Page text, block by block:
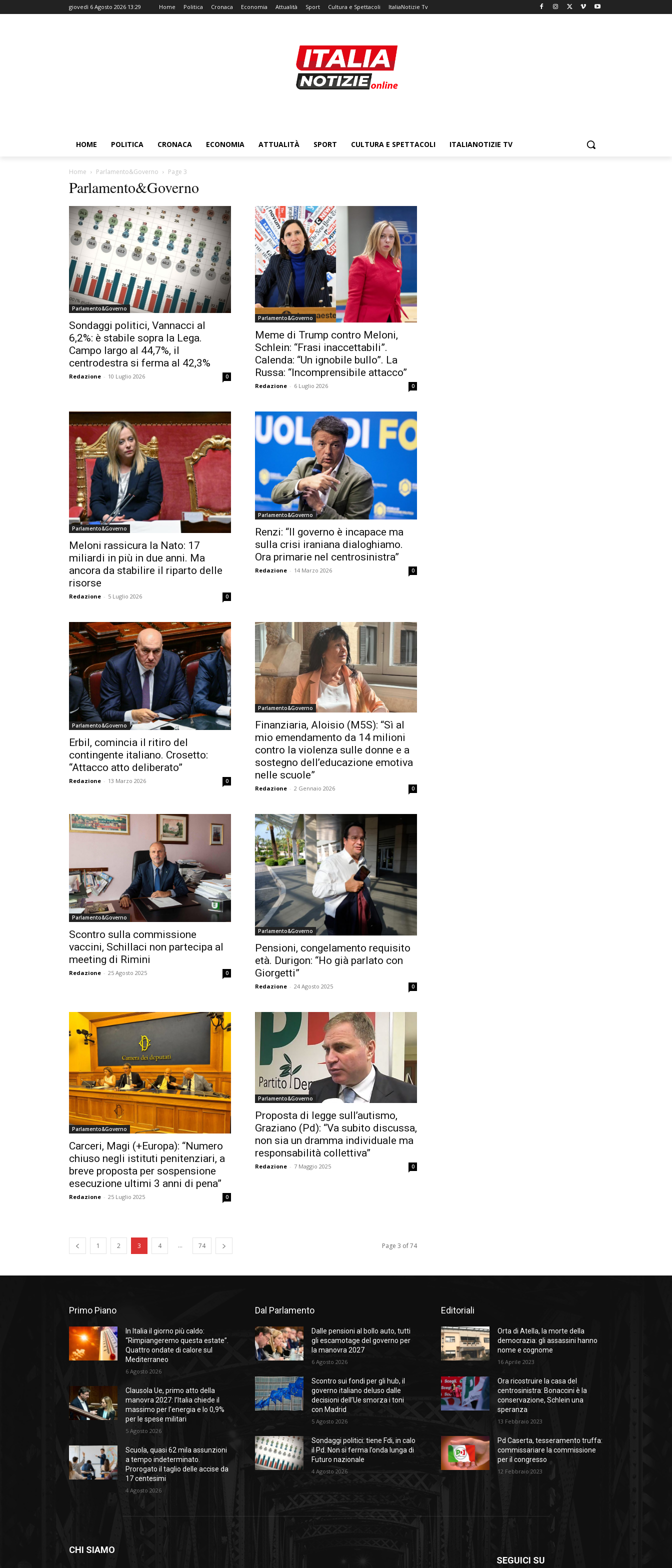
giovedì 6 Agosto 2026 13:29 Home Politica Cronaca Economia Attualità Sport Cultura e Spettacoli ItaliaNotizie Tv
HOME POLITICA CRONACA ECONOMIA ATTUALITÀ SPORT CULTURA E SPETTACOLI ITALIANOTIZIE TV
Home Parlamento&Governo Page 3
Parlamento&Governo
Parlamento&Governo
Sondaggi politici, Vannacci al
6,2%: è stabile sopra la Lega.
Campo largo al 44,7%, il
centrodestra si ferma al 42,3%
Redazione - 10 Luglio 2026 0
Parlamento&Governo
Meme di Trump contro Meloni,
Schlein: “Frasi inaccettabili”.
Calenda: “Un ignobile bullo”. La
Russa: “Incomprensibile attacco”
Redazione - 6 Luglio 2026 0
Parlamento&Governo
Meloni rassicura la Nato: 17
miliardi in più in due anni. Ma
ancora da stabilire il riparto delle
risorse
Redazione - 5 Luglio 2026 0
Parlamento&Governo
Renzi: “Il governo è incapace ma
sulla crisi iraniana dialoghiamo.
Ora primarie nel centrosinistra”
Redazione - 14 Marzo 2026 0
Parlamento&Governo
Erbil, comincia il ritiro del
contingente italiano. Crosetto:
“Attacco atto deliberato”
Redazione - 13 Marzo 2026 0
Parlamento&Governo
Finanziaria, Aloisio (M5S): “Sì al
mio emendamento da 14 milioni
contro la violenza sulle donne e a
sostegno dell’educazione emotiva
nelle scuole”
Redazione - 2 Gennaio 2026 0
Parlamento&Governo
Scontro sulla commissione
vaccini, Schillaci non partecipa al
meeting di Rimini
Redazione - 25 Agosto 2025 0
Parlamento&Governo
Pensioni, congelamento requisito
età. Durigon: “Ho già parlato con
Giorgetti”
Redazione - 24 Agosto 2025 0
Parlamento&Governo
Carceri, Magi (+Europa): “Numero
chiuso negli istituti penitenziari, a
breve proposta per sospensione
esecuzione ultimi 3 anni di pena”
Redazione - 25 Luglio 2025 0
Parlamento&Governo
Proposta di legge sull’autismo,
Graziano (Pd): “Va subito discussa,
non sia un dramma individuale ma
responsabilità collettiva”
Redazione - 7 Maggio 2025 0
1 2 3 4 ... 74 Page 3 of 74
Primo Piano
In Italia il giorno più caldo:
“Rimpiangeremo questa estate”.
Quattro ondate di calore sul
Mediterraneo
6 Agosto 2026
Clausola Ue, primo atto della
manovra 2027: l’Italia chiede il
massimo per l’energia e lo 0,9%
per le spese militari
5 Agosto 2026
Scuola, quasi 62 mila assunzioni
a tempo indeterminato.
Prorogato il taglio delle accise da
17 centesimi
4 Agosto 2026
Dal Parlamento
Dalle pensioni al bollo auto, tutti
gli escamotage del governo per
la manovra 2027
6 Agosto 2026
Scontro sui fondi per gli hub, il
governo italiano deluso dalle
decisioni dell’Ue smorza i toni
con Madrid
5 Agosto 2026
Sondaggi politici: tiene Fdi, in calo
il Pd. Non si ferma l’onda lunga di
Futuro nazionale
4 Agosto 2026
Editoriali
Orta di Atella, la morte della
democrazia: gli assassini hanno
nome e cognome
16 Aprile 2023
Ora ricostruire la casa del
centrosinistra: Bonaccini è la
conservazione, Schlein una
speranza
13 Febbraio 2023
Pd Caserta, tesseramento truffa:
commissariare la commissione
per il congresso
12 Febbraio 2023
CHI SIAMO
SEGUICI SU